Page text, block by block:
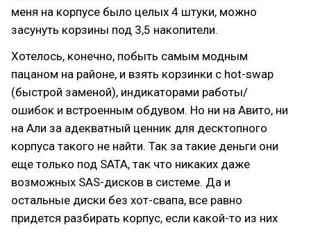
меня на корпусе было целых 4 штуки, можно
засунуть корзины под 3,5 накопители.
Хотелось, конечно, побыть самым модным
пацаном на районе, и взять корзинки с hot-swap
(быстрой заменой), индикаторами работы/
ошибок и встроенным обдувом. Но ни на Авито, ни
на Али за адекватный ценник для десктопного
корпуса такого не найти. Так за такие деньги они
еще только под SATA, так что никаких даже
возможных SAS-дисков в системе. Да и
остальные диски без хот-свапа, все равно
придется разбирать корпус, если какой-то из них